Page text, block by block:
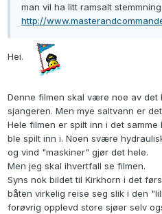
man vil ha litt ramsalt
http://
Hei.
Denne filmen skal være noe av det
sjangeren. Men mye saltvann er
Hele filmen er spilt inn i det
ble spilt inn i. Noen svære
og vind "maskiner" gjør det hele.
Men jeg skal ihvertfall se filmen.
Syns nok bildet til Kirkhorn i det
båten virkelig reise seg slik i den
forøvrig opplevd store sjøer selv